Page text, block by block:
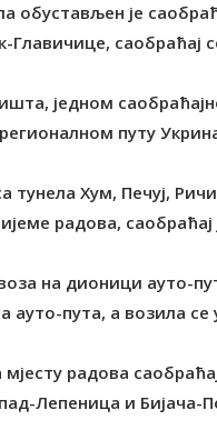
обустављен је
саобраћај
једном
путу
тунела Хум, Печуј,
радова,
на дионици ауто-
ауто-пута, а возила
радова
Лепеница и